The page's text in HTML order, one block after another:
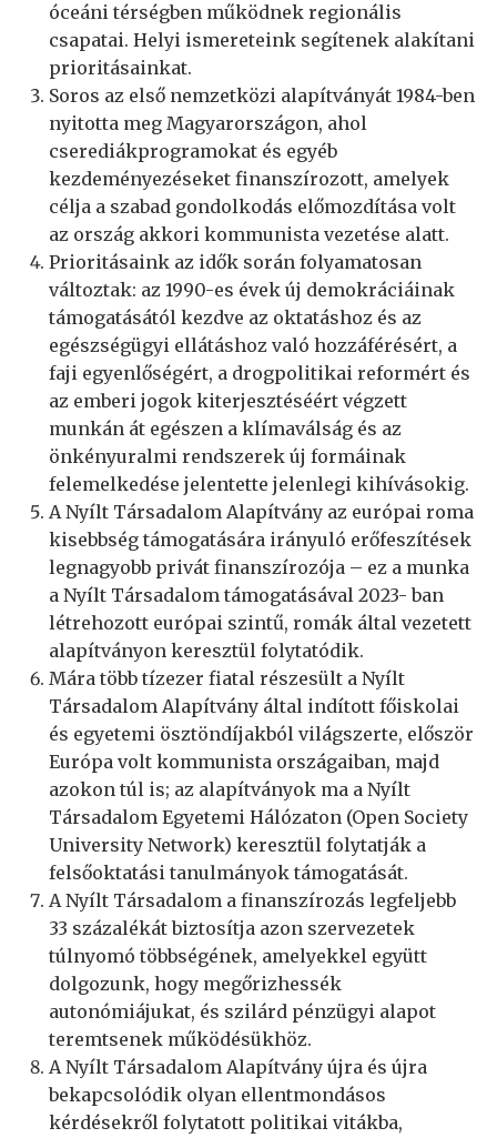
óceáni térségben működnek regionális
csapatai. Helyi ismereteink segítenek alakítani
prioritásainkat.
Soros az első nemzetközi alapítványát 1984-ben
nyitotta meg Magyarországon, ahol
cserediákprogramokat és egyéb
kezdeményezéseket finanszírozott, amelyek
célja a szabad gondolkodás előmozdítása volt
az ország akkori kommunista vezetése alatt.
Prioritásaink az idők során folyamatosan
változtak: az 1990-es évek új demokráciáinak
támogatásától kezdve az oktatáshoz és az
egészségügyi ellátáshoz való hozzáférésért, a
faji egyenlőségért, a drogpolitikai reformért és
az emberi jogok kiterjesztéséért végzett
munkán át egészen a klímaválság és az
önkényuralmi rendszerek új formáinak
felemelkedése jelentette jelenlegi kihívásokig.
A Nyílt Társadalom Alapítvány az európai roma
kisebbség támogatására irányuló erőfeszítések
legnagyobb privát finanszírozója – ez a munka
a Nyílt Társadalom támogatásával 2023- ban
létrehozott európai szintű, romák által vezetett
alapítványon keresztül folytatódik.
Mára több tízezer fiatal részesült a Nyílt
Társadalom Alapítvány által indított főiskolai
és egyetemi ösztöndíjakból világszerte, először
Európa volt kommunista országaiban, majd
azokon túl is; az alapítványok ma a Nyílt
Társadalom Egyetemi Hálózaton (Open Society
University Network) keresztül folytatják a
felsőoktatási tanulmányok támogatását.
A Nyílt Társadalom a finanszírozás legfeljebb
33 százalékát biztosítja azon szervezetek
túlnyomó többségének, amelyekkel együtt
dolgozunk, hogy megőrizhessék
autonómiájukat, és szilárd pénzügyi alapot
teremtsenek működésükhöz.
A Nyílt Társadalom Alapítvány újra és újra
bekapcsolódik olyan ellentmondásos
kérdésekről folytatott politikai vitákba,